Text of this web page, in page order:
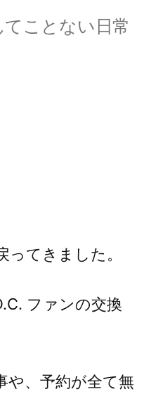
ことない日常
てきました。
ファンの交換
や、予約が全て無